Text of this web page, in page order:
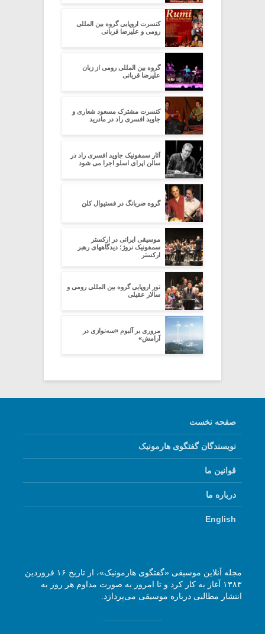
کنسرت اروپایی گروه بین المللی
رومی و علیرضا قربانی
گروه بین المللی رومی از زبان
علیرضا قربانی
کنسرت مشترک مسعود شعاری و
جاوید افسری راد در مادرید
آثار سمفونیک جاوید افسری راد در
سالن اپرای اسلو اجرا می شود
گروه ضربانگ در فستیوال کلن
موسیقی ایرانی در ارکستر
سمفونیک نروژ؛ دیدگاههای رهبر
ارکستر
تور اروپایی گروه بین المللی رومی و
سالار عقیلی
مروری بر آلبوم «سه‌نوازی در
آرامش»
صفحه نخست
نویسندگان گفتگوی هارمونیک
قوانین ما
درباره ما
English
مجله آنلاین موسیقی «گفتگوی هارمونیک»، از تاریخ ۱۶ فروردین
۱۳۸۳ آغاز به کار کرد و تا امروز به صورت مداوم هر روز به
انتشار مطالبی درباره موسیقی می‌پردازد.